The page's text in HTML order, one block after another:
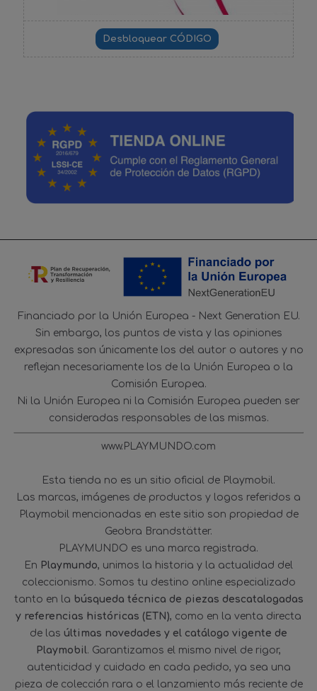
Financiado por la Unión Europea - Next Generation EU.
Sin embargo, los puntos de vista y las opiniones
expresadas son únicamente los del autor o autores y no
reflejan necesariamente los de la Unión Europea o la
Comisión Europea.
Ni la Unión Europea ni la Comisión Europea pueden ser
consideradas responsables de las mismas.
www.PLAYMUNDO.com
Esta tienda no es un sitio oficial de Playmobil.
Las marcas, imágenes de productos y logos referidos a
Playmobil mencionadas en este sitio son propiedad de
Geobra Brandstätter.
PLAYMUNDO es una marca registrada.
En Playmundo, unimos la historia y la actualidad del
coleccionismo. Somos tu destino online especializado
tanto en la búsqueda técnica de piezas descatalogadas
y referencias históricas (ETN), como en la venta directa
de las últimas novedades y el catálogo vigente de
Playmobil. Garantizamos el mismo nivel de rigor,
autenticidad y cuidado en cada pedido, ya sea una
pieza de colección rara o el lanzamiento más reciente de